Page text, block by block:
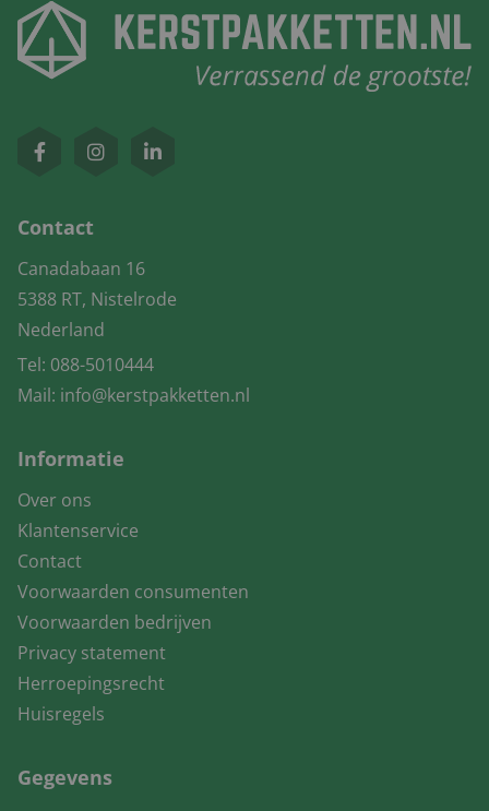
Contact
Canadabaan 16
5388 RT, Nistelrode
Nederland
Tel: 088-5010444
Mail: info@kerstpakketten.nl
Informatie
Over ons
Klantenservice
Contact
Voorwaarden consumenten
Voorwaarden bedrijven
Privacy statement
Herroepingsrecht
Huisregels
Gegevens